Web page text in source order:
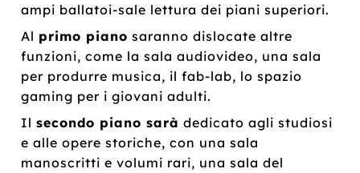
ampi ballatoi-sale lettura dei piani superiori.
Al primo piano saranno dislocate altre
funzioni, come la sala audiovideo, una sala
per produrre musica, il fab-lab, lo spazio
gaming per i giovani adulti.
Ilsecondo pianosarà dedicato agli studiosi
e alle opere storiche, con una sala
manoscritti e volumi rari, una sala del